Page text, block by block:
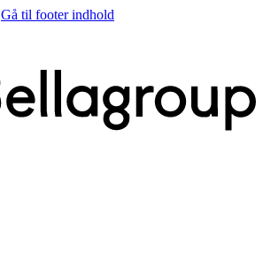
Gå til footer indhold